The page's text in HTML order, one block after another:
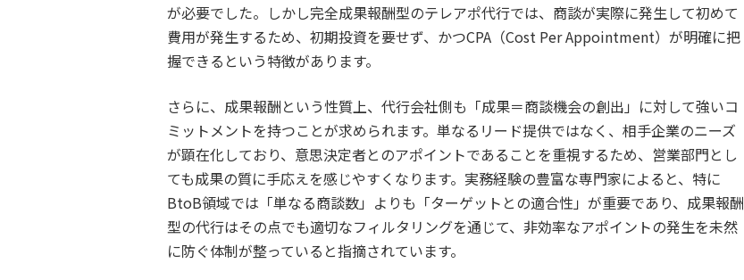
が必要でした。しかし完全成果報酬型のテレアポ代行では、商談が実際に発生して初めて
費用が発生するため、初期投資を要せず、かつCPA（Cost Per Appointment）が明確に把
握できるという特徴があります。
さらに、成果報酬という性質上、代行会社側も「成果＝商談機会の創出」に対して強いコ
ミットメントを持つことが求められます。単なるリード提供ではなく、相手企業のニーズ
が顕在化しており、意思決定者とのアポイントであることを重視するため、営業部門とし
ても成果の質に手応えを感じやすくなります。実務経験の豊富な専門家によると、特に
BtoB領域では「単なる商談数」よりも「ターゲットとの適合性」が重要であり、成果報酬
型の代行はその点でも適切なフィルタリングを通じて、非効率なアポイントの発生を未然
に防ぐ体制が整っていると指摘されています。